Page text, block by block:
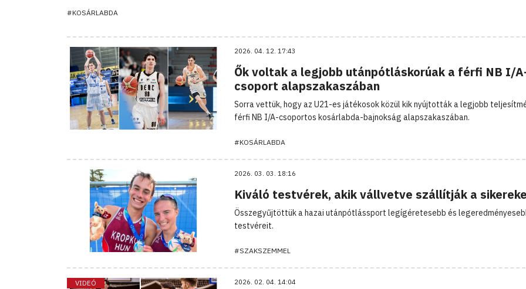
#KOSÁRLABDA
2026. 04. 12. 17:43
Ők voltak a legjobb utánpótláskorúak a férfi NB I/
csoport alapszakaszában
Sorra vettük, hogy az U21-es játékosok közül kik nyújtották a legjobb
férfi NB I/A-csoportos kosárlabda-bajnokság alapszakaszában.
#KOSÁRLABDA
2026. 03. 03. 18:16
Kiváló testvérek, akik vállvetve szállítják a
Összegyűjtöttük a hazai utánpótlássport legígéretesebb és
testvéreit.
#SZAKSZEMMEL
VIDEÓ 2026. 02. 04. 14:04